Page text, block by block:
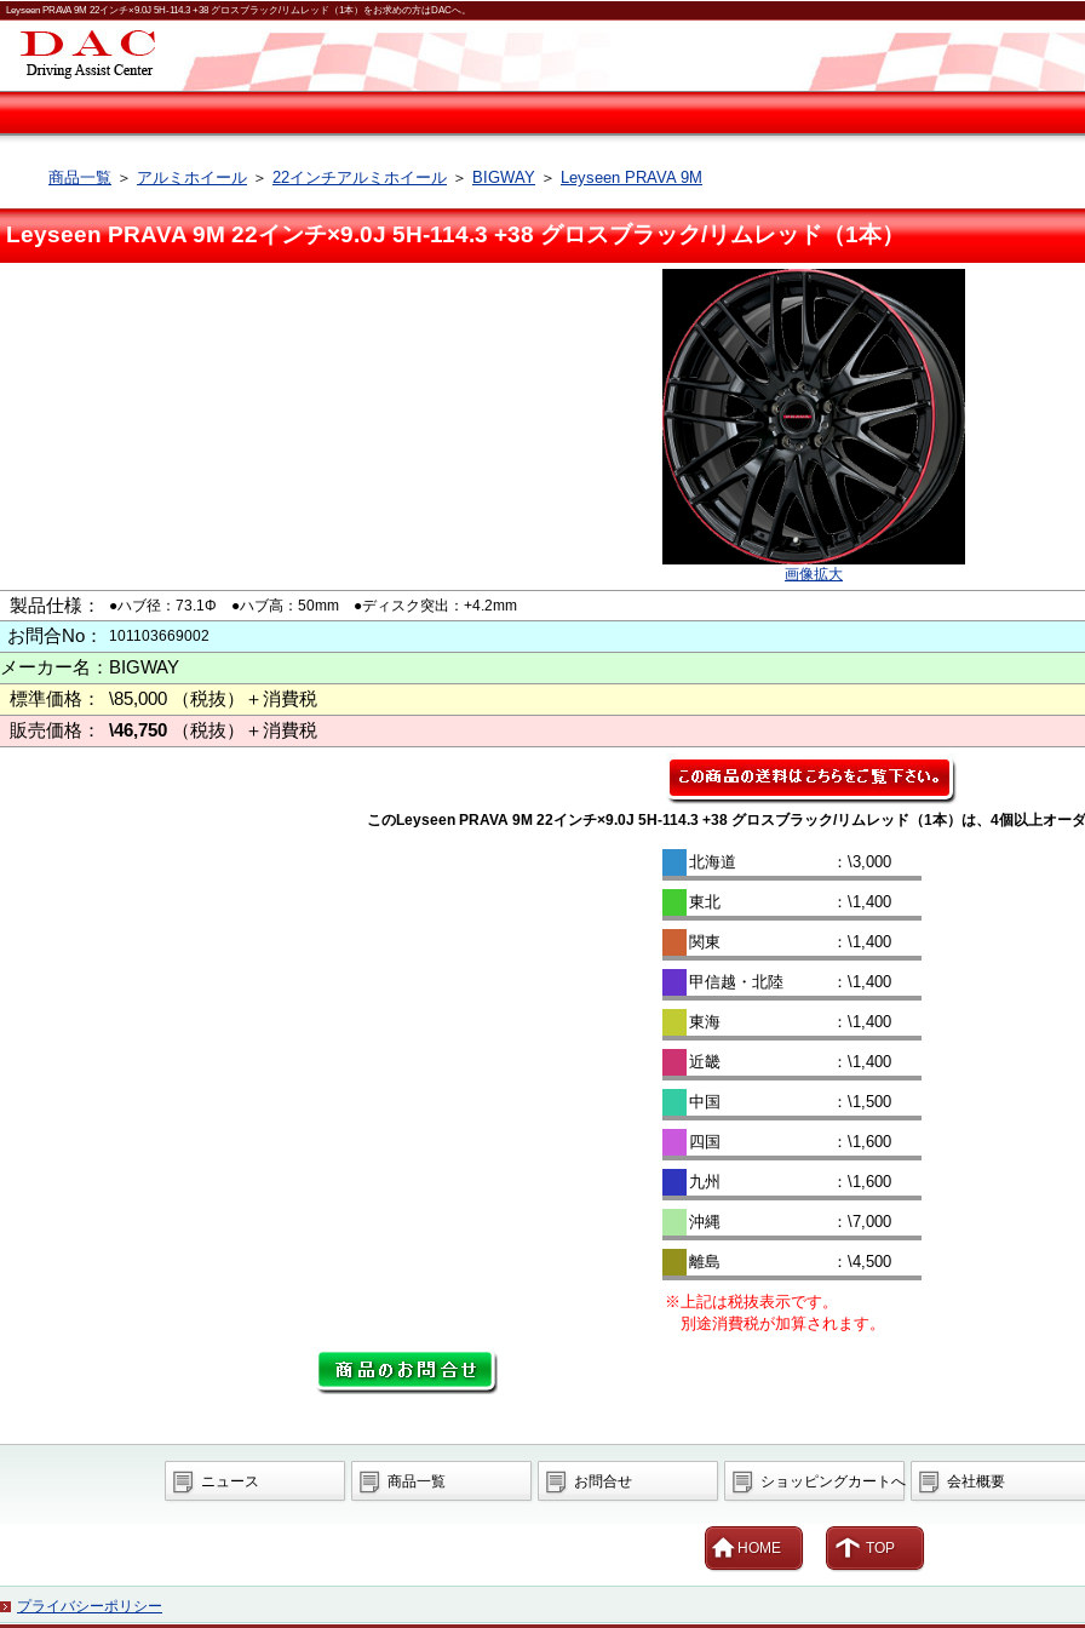
Leyseen PRAVA 9M 22インチ×9.0J 5H-114.3 +38 グロスブラック/リムレッド（1本）をお求めの方はDACへ。
商品一覧 ＞ アルミホイール ＞ 22インチアルミホイール ＞ BIGWAY ＞ Leyseen PRAVA 9M
Leyseen PRAVA 9M 22インチ×9.0J 5H-114.3 +38 グロスブラック/リムレッド（1本）
画像拡大
製品仕様： ●ハブ径：73.1Φ ●ハブ高：50mm ●ディスク突出：+4.2mm
お問合No： 101103669002
メーカー名： BIGWAY
標準価格：
\85,000 （税抜）＋消費税
販売価格：
\46,750 （税抜）＋消費税
このLeyseen PRAVA 9M 22インチ×9.0J 5H-114.3 +38 グロスブラック/リムレッド（1本）は、4個以上オーダ
北海道 ：\3,000
東北 ：\1,400
関東 ：\1,400
甲信越・北陸 ：\1,400
東海 ：\1,400
近畿 ：\1,400
中国 ：\1,500
四国 ：\1,600
九州 ：\1,600
沖縄 ：\7,000
離島 ：\4,500
※上記は税抜表示です。
別途消費税が加算されます。
ニュース 商品一覧 お問合せ ショッピングカートへ 会社概要
HOME TOP
プライバシーポリシー